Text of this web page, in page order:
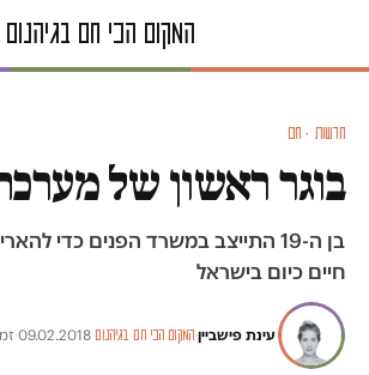
חדשות · חם
בוגר ראשון של
חיים כיום בישראל
עינת פישביין·המקום הכי חם בגיהנום·
09.02.2018
·